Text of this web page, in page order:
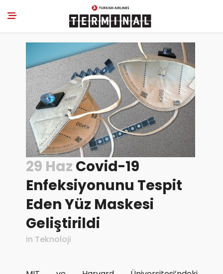
29 Haz Covid-19
Enfeksiyonunu Tespit
Eden Yüz Maskesi
Geliştirildi
in Teknoloji